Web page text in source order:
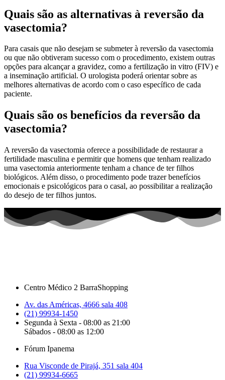
Quais são as alternativas à reversão da
vasectomia?
Para casais que não desejam se submeter à reversão da vasectomia
ou que não obtiveram sucesso com o procedimento, existem outras
opções para alcançar a gravidez, como a fertilização in vitro (FIV) e
a inseminação artificial. O urologista poderá orientar sobre as
melhores alternativas de acordo com o caso específico de cada
paciente.
Quais são os benefícios da reversão da
vasectomia?
A reversão da vasectomia oferece a possibilidade de restaurar a
fertilidade masculina e permitir que homens que tenham realizado
uma vasectomia anteriormente tenham a chance de ter filhos
biológicos. Além disso, o procedimento pode trazer benefícios
emocionais e psicológicos para o casal, ao possibilitar a realização
do desejo de ter filhos juntos.
Centro Médico 2 BarraShopping
Av. das Américas, 4666 sala 408
(21) 99934-1450
Segunda à Sexta - 08:00 as 21:00
Sábados - 08:00 as 12:00
Fórum Ipanema
Rua Visconde de Pirajá, 351 sala 404
(21) 99934-6665